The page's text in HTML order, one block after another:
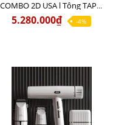
COMBO 2D USA l Tông TAPER WHITE + Tông MAGIC CLIP
5.280.000₫ -4%